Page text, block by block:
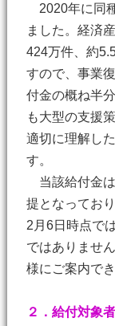
2020年に同
ました。経済
424万件、約
すので、事業
付金の概ね半
も大型の支援
適切に理解し
す。
当該給付金
提となってお
2月6日時点で
ではありませ
様にご案内で
２．給付対象者